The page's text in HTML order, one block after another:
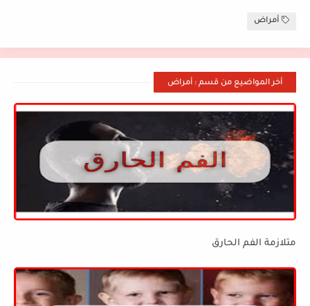
أمراض
أخر المواضيع من قسم : أمراض
متلازمة الفم الحارق